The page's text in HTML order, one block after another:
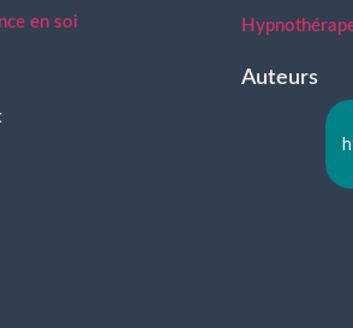
en soi
Auteurs